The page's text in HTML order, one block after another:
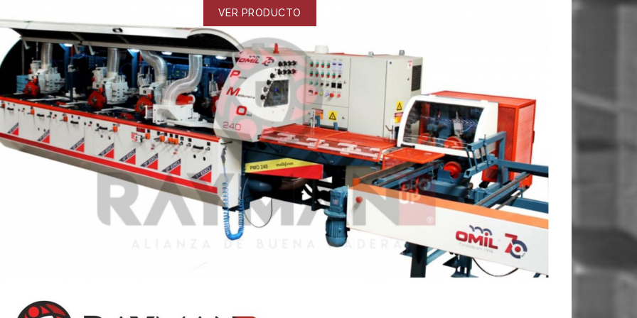
MORGAVI
Morgavi
Morgavi crece
desde hace ya
gracias a la
y compromiso
de clientes como
luchamos día a día para
de la madera cierre
producción de manera
desafió, para llegar a
MATEUS BRAGAGNOLO
Franzoi Ltda
El grupo Franzoi tiene en el
distribuidor Rayman, todo lo que
gustaría tener en sus
cooperaciones. Un trabajo activo y
presente en los clientes, de los mas
chicos hasta los mas grandes.
Respeto y compromiso en las
relaciones profesionales, amistad
en las relaciones personales. Son
años de trabajo en equipo y
desarrollo del mercado
VER PRODUCTO